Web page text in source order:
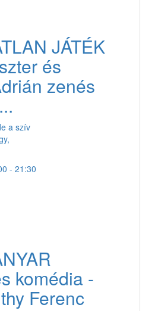
JÁTÉK
és
zenés
a szív
- 21:30
komédia -
Ferenc